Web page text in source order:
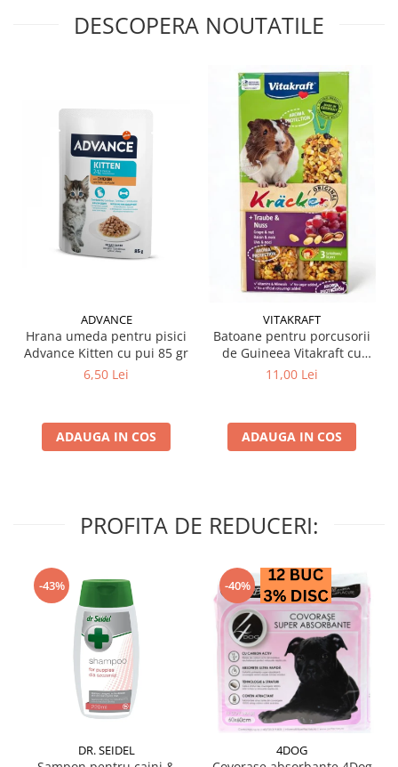
DESCOPERA NOUTATILE
ADVANCE
Hrana umeda pentru pisici
Advance Kitten cu pui 85 gr
6,50 Lei
ADAUGA IN COS
VITAKRAFT
Batoane pentru porcusorii
de Guineea Vitakraft cu
struguri & nuci 2 buc
11,00 Lei
ADAUGA IN COS
PROFITA DE REDUCERI:
-43%
DR. SEIDEL
-40%
4DOG